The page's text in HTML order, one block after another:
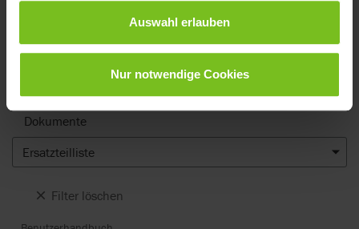
Auswahl erlauben
Nur notwendige Cookies
Das Herunterladen von Benutzerhandbüchern ist nur für den
zweckmäßigen Gebrauch bestimmt. Die Produkte, auf die verwiesen
wird, können ohne vorherige Ankündigung geändert werden und es
wird dem Leser empfohlen, sich bezüglich der Übereinstimmung mit
der Produktversion, der Artikelnummer sowie der entsprechenden
Dokumente
Ersatzteilliste
Filter löschen